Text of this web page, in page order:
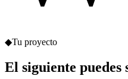
◆Tu proyecto
El siguiente puedes